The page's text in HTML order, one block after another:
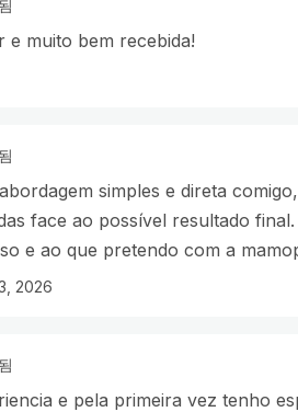
e muito bem recebida!
simples e direta
face ao possível resultado
e ao que pretendo com a
2026
e pela primeira vez tenho